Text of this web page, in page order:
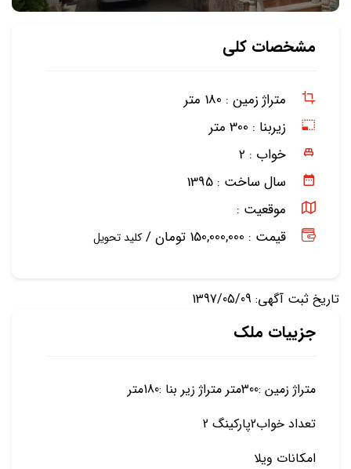
مشخصات کلی
متراژ زمین : 180 متر
زیربنا : 300 متر
خواب : 2
سال ساخت : 1395
موقعیت :
قیمت : 150,000,000 تومان /
کلید تحویل
تاریخ ثبت آگهی: 1397/05/09
جزییات ملک
متراژ زمین :300متر متراژ زیر بنا :180متر
تعداد خواب2پارکینگ 2
امکانات ویلا